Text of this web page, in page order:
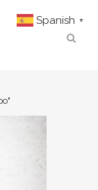
Spanish ▼